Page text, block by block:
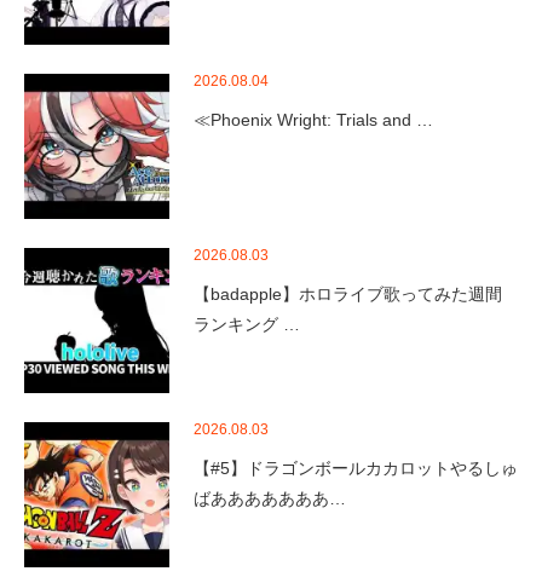
2026.08.04
≪Phoenix Wright: Trials and …
2026.08.03
【badapple】ホロライブ歌ってみた週間
ランキング …
2026.08.03
【#5】ドラゴンボールカカロットやるしゅ
ばあああああああ…